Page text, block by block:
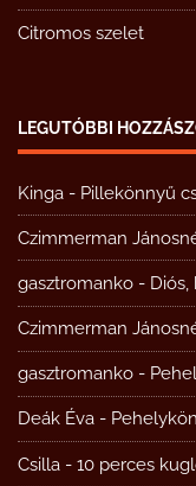
Citromos szelet
LEGUTÓBBI
Kinga - Pillekönnyű
Czimmerman
gasztromanko - Diós,
Czimmerman
gasztromanko -
Deák Éva -
Csilla - 10 perces